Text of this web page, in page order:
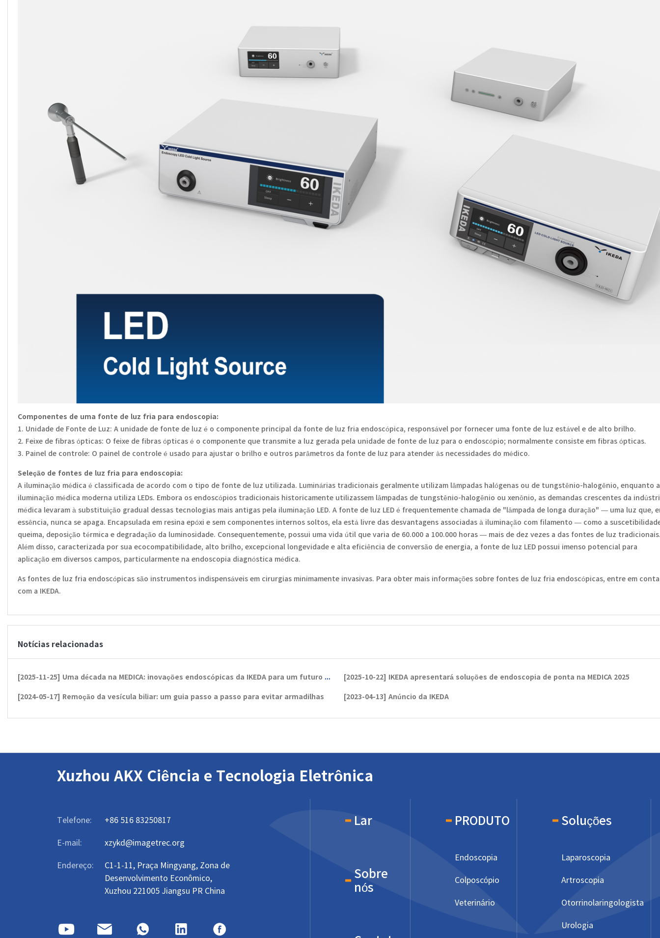
Componentes de uma fonte de luz fria para endoscopia:
1. Unidade de Fonte de Luz: A unidade de fonte de luz é o componente principal da fonte de luz fria endoscópica, responsável por fornecer uma fonte de luz estável e de alto brilho.
2. Feixe de fibras ópticas: O feixe de fibras ópticas é o componente que transmite a luz gerada pela unidade de fonte de luz para o endoscópio; normalmente consiste em fibras ópticas.
3. Painel de controle: O painel de controle é usado para ajustar o brilho e outros parâmetros da fonte de luz para atender às necessidades do médico.
Seleção de fontes de luz fria para endoscopia:
A iluminação médica é classificada de acordo com o tipo de fonte de luz utilizada. Luminárias tradicionais geralmente utilizam lâmpadas halógenas ou de tungstênio-halogênio, enquanto a
iluminação médica moderna utiliza LEDs. Embora os endoscópios tradicionais historicamente utilizassem lâmpadas de tungstênio-halogênio ou xenônio, as demandas crescentes da
médica levaram à substituição gradual dessas tecnologias mais antigas pela iluminação LED. A fonte de luz LED é frequentemente chamada de "lâmpada de longa duração" — uma luz que,
essência, nunca se apaga. Encapsulada em resina epóxi e sem componentes internos soltos, ela está livre das desvantagens associadas à iluminação com filamento — como a
queima, deposição térmica e degradação da luminosidade. Consequentemente, possui uma vida útil que varia de 60.000 a 100.000 horas — mais de dez vezes a das fontes de luz
Além disso, caracterizada por sua ecocompatibilidade, alto brilho, excepcional longevidade e alta eficiência de conversão de energia, a fonte de luz LED possui imenso potencial para
aplicação em diversos campos, particularmente na endoscopia diagnóstica médica.
As fontes de luz fria endoscópicas são instrumentos indispensáveis em cirurgias minimamente invasivas. Para obter mais informações sobre fontes de luz fria endoscópicas, entre em
com a IKEDA.
Notícias relacionadas
[2025-11-25] Uma década na MEDICA: inovações endoscópicas da IKEDA para um futuro mais saudável. [2025-10-22] IKEDA apresentará soluções de endoscopia de ponta na MEDICA 2025
[2024-05-17] Remoção da vesícula biliar: um guia passo a passo para evitar armadilhas [2023-04-13] Anúncio da IKEDA
Xuzhou AKX Ciência e Tecnologia Eletrônica
Telefone: +86 516 83250817
E-mail: xzykd@imagetrec.org
Endereço:
C1-1-11, Praça Mingyang, Zona de
Desenvolvimento Econômico,
Xuzhou 221005 Jiangsu PR China
Lar
Sobre
nós
PRODUTO
Endoscopia
Colposcópio
Veterinário
Soluções
Laparoscopia
Artroscopia
Otorrinolaringologista
Urologia